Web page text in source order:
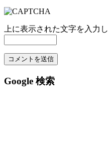
上に表示された文字を入力
Google 検索